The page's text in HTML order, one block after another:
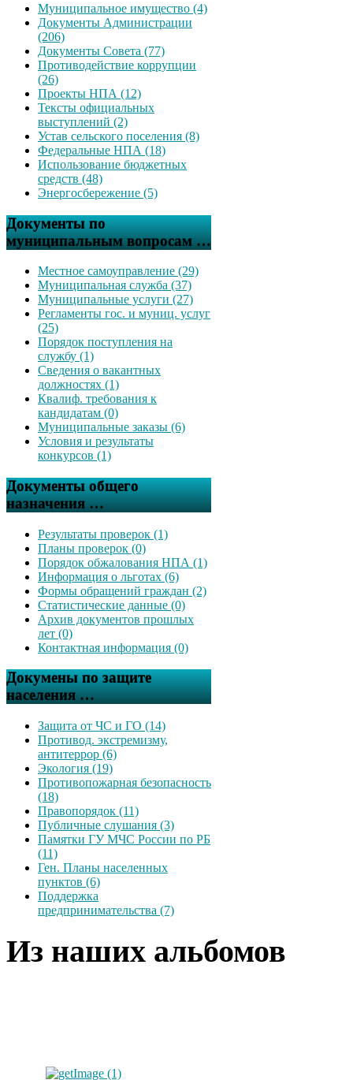
Муниципальное имущество (4)
Документы Администрации
(206)
Документы Совета (77)
Противодействие коррупции
(26)
Проекты НПА (12)
Тексты официальных
выступлений (2)
Устав сельского поселения (8)
Федеральные НПА (18)
Использование бюджетных
средств (48)
Энергосбережение (5)
Документы по
муниципальным вопросам …
Местное самоуправление (29)
Муниципальная служба (37)
Муниципальные услуги (27)
Регламенты гос. и муниц. услуг
(25)
Порядок поступления на
службу (1)
Сведения о вакантных
должностях (1)
Квалиф. требования к
кандидатам (0)
Муниципальные заказы (6)
Условия и результаты
конкурсов (1)
Документы общего
назначения …
Результаты проверок (1)
Планы проверок (0)
Порядок обжалования НПА (1)
Информация о льготах (6)
Формы обращений граждан (2)
Статистические данные (0)
Архив документов прошлых
лет (0)
Контактная информация (0)
Докумены по защите
населения …
Защита от ЧС и ГО (14)
Противод. экстремизму,
антитеррор (6)
Экология (19)
Противопожарная безопасность
(18)
Правопорядок (11)
Публичные слушания (3)
Памятки ГУ МЧС России по РБ
(11)
Ген. Планы населенных
пунктов (6)
Поддержка
предпринимательства (7)
Из наших альбомов